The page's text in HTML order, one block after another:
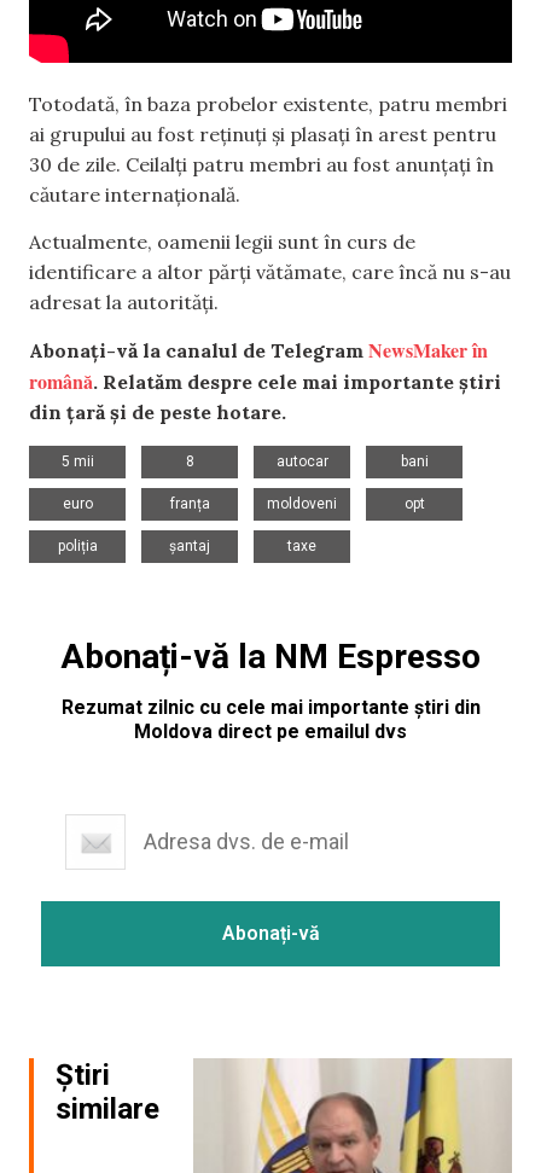
Totodată, în baza probelor existente, patru membri
ai grupului au fost reținuți și plasați în arest pentru
30 de zile. Ceilalți patru membri au fost anunțați în
căutare internațională.
Actualmente, oamenii legii sunt în curs de
identificare a altor părți vătămate, care încă nu s-au
adresat la autorități.
Abonați-vă la canalul de Telegram NewsMaker în
română. Relatăm despre cele mai importante știri
din țară și de peste hotare.
5 mii
8
autocar
bani
euro
franța
moldoveni
opt
poliția
șantaj
taxe
Abonați-vă la NM Espresso
Rezumat zilnic cu cele mai importante știri din
Moldova direct pe emailul dvs
Știri
similare